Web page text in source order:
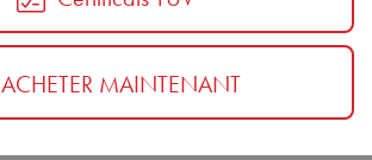
ACHETER MAINTENANT